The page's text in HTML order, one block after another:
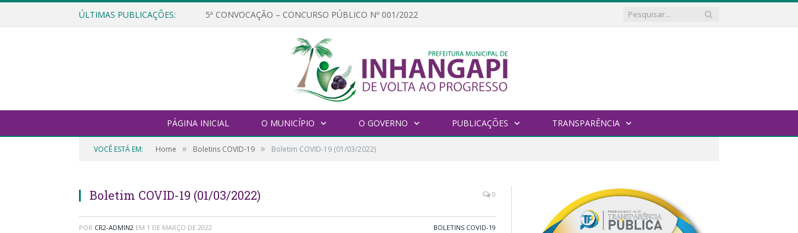
ÚLTIMAS PUBLICAÇÕES: 5ª CONVOCAÇÃO – CONCURSO PÚBLICO Nº 001/2022
PÁGINA INICIAL O MUNICÍPIO O GOVERNO PUBLICAÇÕES TRANSPARÊNCIA
VOCÊ ESTÁ EM: Home » Boletins COVID-19 » Boletim COVID-19 (01/03/2022)
Boletim COVID-19 (01/03/2022) 0
POR CR2-ADMIN2 EM 1 DE MARÇO DE 2022 BOLETINS COVID-19